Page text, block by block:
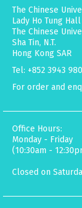
The Chinese
Lady Ho Tung Hall
The Chinese
Sha Tin, N.T.
Hong Kong SAR
Tel: +852 3943
For order and
Office Hours:
Monday - Friday
(10:30am -
Closed on